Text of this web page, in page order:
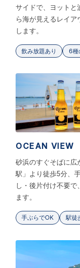
サイドで、ヨットと
ら海が見えるレイア
します。
飲み放題あり 6種
OCEAN VIEW
砂浜のすぐそばに広
駅」より徒歩5分、
し・後片付け不要
ます。
手ぶらでOK 駅徒